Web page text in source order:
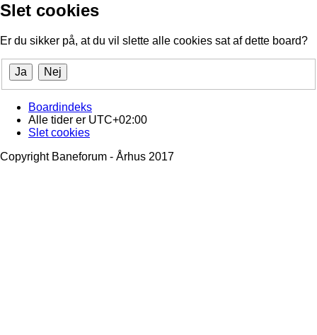
Slet cookies
Er du sikker på, at du vil slette alle cookies sat af dette board?
Boardindeks
Alle tider er UTC+02:00
Slet cookies
Copyright Baneforum - Århus 2017